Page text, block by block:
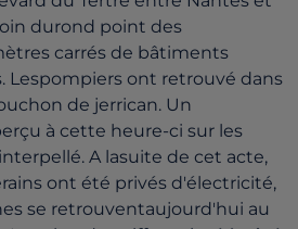
durond point des
carrés de bâtiments
Lespompiers ont retrouvé dans
de jerrican. Un
à cette heure-ci sur les
A lasuite de cet acte,
ont été privés d'électricité,
se retrouventaujourd'hui au